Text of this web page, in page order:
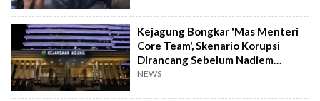
Kejagung Bongkar 'Mas Menteri
Core Team', Skenario Korupsi
Dirancang Sebelum Nadiem
Dilantik
NEWS